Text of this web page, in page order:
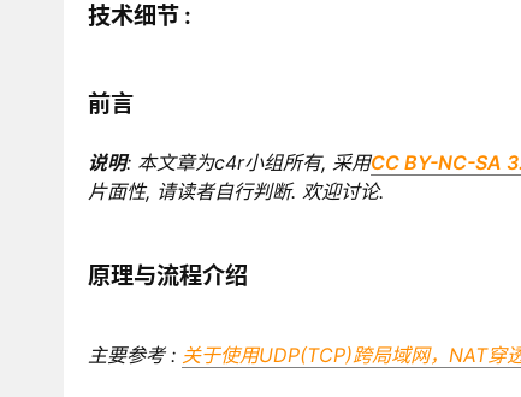
技术细节 :
前言
说明: 本文章为c4r小组所有, 采用CC BY-NC-SA
片面性, 请读者自行判断. 欢迎讨论.
原理与流程介绍
主要参考 : 关于使用UDP(TCP)跨局域网，NAT穿